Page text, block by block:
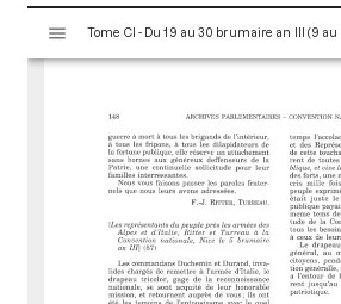
s
Tome CI - Du 19 au 30 brumaire an III (9 au